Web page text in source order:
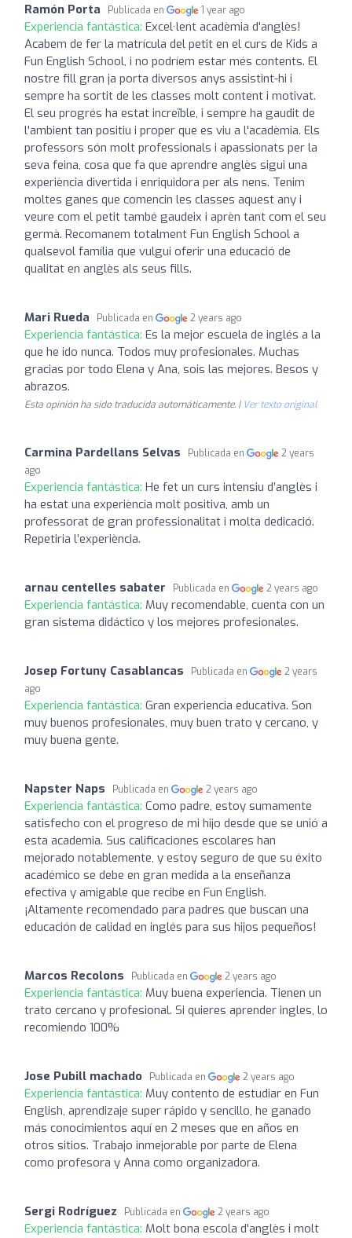
Ramón Porta Publicada en 1 year ago
Experiencia fantástica: Excel·lent acadèmia d'anglès!
Acabem de fer la matrícula del petit en el curs de Kids a
Fun English School, i no podríem estar més contents. El
nostre fill gran ja porta diversos anys assistint-hi i
sempre ha sortit de les classes molt content i motivat.
El seu progrés ha estat increïble, i sempre ha gaudit de
l'ambient tan positiu i proper que es viu a l'acadèmia. Els
professors són molt professionals i apassionats per la
seva feina, cosa que fa que aprendre anglès sigui una
experiència divertida i enriquidora per als nens. Tenim
moltes ganes que comencin les classes aquest any i
veure com el petit també gaudeix i aprèn tant com el seu
germà. Recomanem totalment Fun English School a
qualsevol família que vulgui oferir una educació de
qualitat en anglès als seus fills.
Mari Rueda Publicada en 2 years ago
Experiencia fantástica: Es la mejor escuela de inglés a la
que he ido nunca. Todos muy profesionales. Muchas
gracias por todo Elena y Ana, sois las mejores. Besos y
abrazos.
Esta opinión ha sido traducida automáticamente. | Ver texto original
Carmina Pardellans Selvas Publicada en
2 years
ago
Experiencia fantástica: He fet un curs intensiu d’anglès i
ha estat una experiència molt positiva, amb un
professorat de gran professionalitat i molta dedicació.
Repetiria l’experiència.
arnau centelles sabater Publicada en 2 years ago
Experiencia fantástica: Muy recomendable, cuenta con un
gran sistema didáctico y los mejores profesionales.
Josep Fortuny Casablancas Publicada en
2 years
ago
Experiencia fantástica: Gran experiencia educativa. Son
muy buenos profesionales, muy buen trato y cercano, y
muy buena gente.
Napster Naps Publicada en 2 years ago
Experiencia fantástica: Como padre, estoy sumamente
satisfecho con el progreso de mi hijo desde que se unió a
esta academia. Sus calificaciones escolares han
mejorado notablemente, y estoy seguro de que su éxito
académico se debe en gran medida a la enseñanza
efectiva y amigable que recibe en Fun English.
¡Altamente recomendado para padres que buscan una
educación de calidad en inglés para sus hijos pequeños!
Marcos Recolons Publicada en 2 years ago
Experiencia fantástica: Muy buena experiencia. Tienen un
trato cercano y profesional. Si quieres aprender ingles, lo
recomiendo 100%
Jose Pubill machado Publicada en 2 years ago
Experiencia fantástica: Muy contento de estudiar en Fun
English, aprendizaje super rápido y sencillo, he ganado
más conocimientos aquí en 2 meses que en años en
otros sitios. Trabajo inmejorable por parte de Elena
como profesora y Anna como organizadora.
Sergi Rodríguez Publicada en 2 years ago
Experiencia fantástica: Molt bona escola d'anglès i molt